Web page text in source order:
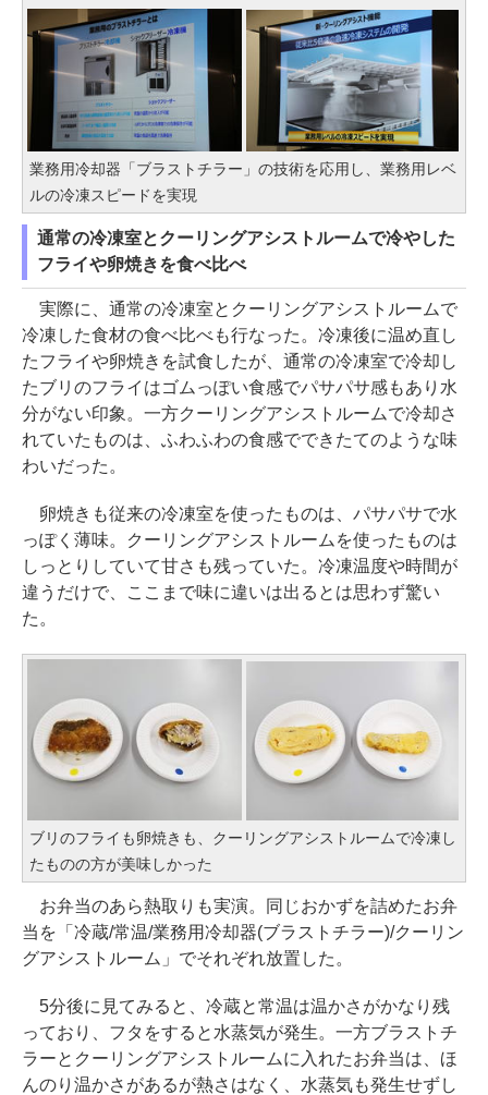
業務用冷却器「ブラストチラー」の技術を応用し、業務用レベ
ルの冷凍スピードを実現
通常の冷凍室とクーリングアシストルームで冷やした
フライや卵焼きを食べ比べ
実際に、通常の冷凍室とクーリングアシストルームで
冷凍した食材の食べ比べも行なった。冷凍後に温め直し
たフライや卵焼きを試食したが、通常の冷凍室で冷却し
たブリのフライはゴムっぽい食感でパサパサ感もあり水
分がない印象。一方クーリングアシストルームで冷却さ
れていたものは、ふわふわの食感でできたてのような味
わいだった。
卵焼きも従来の冷凍室を使ったものは、パサパサで水
っぽく薄味。クーリングアシストルームを使ったものは
しっとりしていて甘さも残っていた。冷凍温度や時間が
違うだけで、ここまで味に違いは出るとは思わず驚い
た。
ブリのフライも卵焼きも、クーリングアシストルームで冷凍し
たものの方が美味しかった
お弁当のあら熱取りも実演。同じおかずを詰めたお弁
当を「冷蔵/常温/業務用冷却器(ブラストチラー)/クーリン
グアシストルーム」でそれぞれ放置した。
5分後に見てみると、冷蔵と常温は温かさがかなり残
っており、フタをすると水蒸気が発生。一方ブラストチ
ラーとクーリングアシストルームに入れたお弁当は、ほ
んのり温かさがあるが熱さはなく、水蒸気も発生せずし